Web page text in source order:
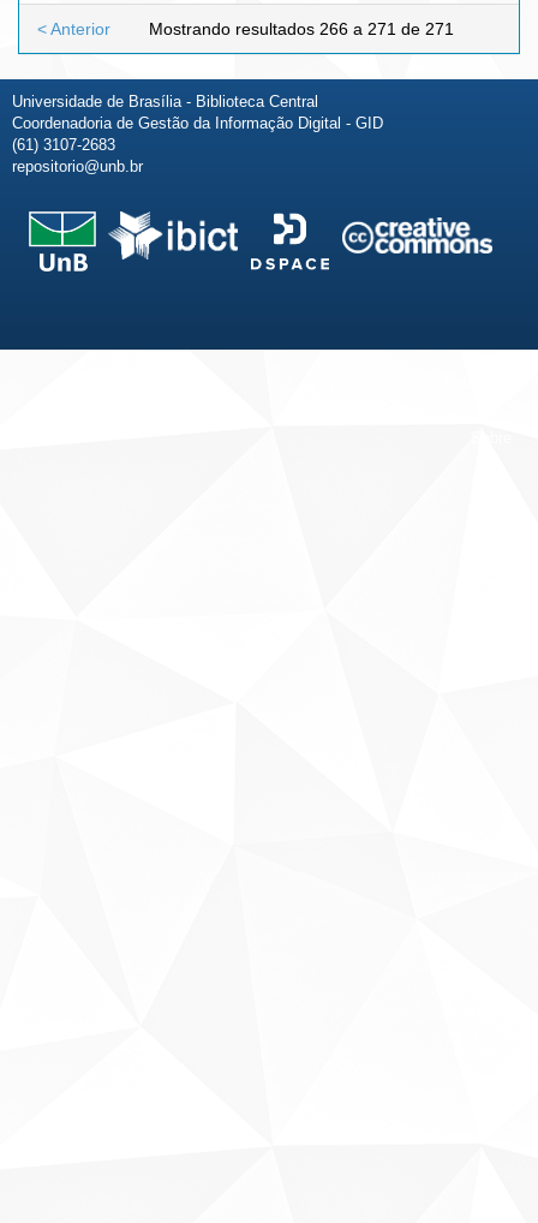
Mostrando resultados 266 a 271 de 271
< Anterior
Universidade de Brasília - Biblioteca Central
Coordenadoria de Gestão da Informação Digital - GID
(61) 3107-2683
repositorio@unb.br